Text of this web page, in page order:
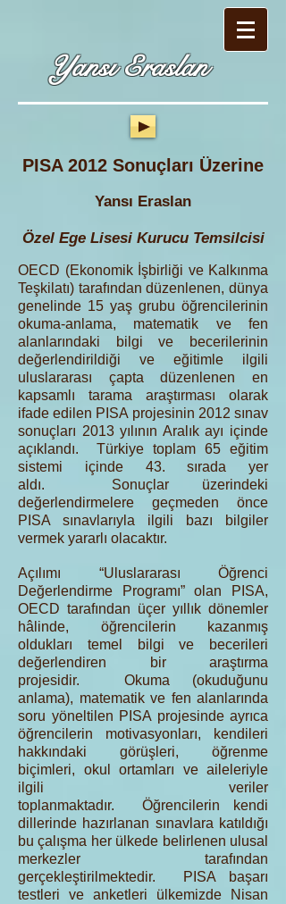
Yansı Eraslan
PISA 2012 Sonuçları Üzerine
Yansı Eraslan
Özel Ege Lisesi Kurucu Temsilcisi
OECD (Ekonomik İşbirliği ve Kalkınma
Teşkilatı) tarafından düzenlenen, dünya
genelinde 15 yaş grubu öğrencilerinin
okuma-anlama, matematik ve fen
alanlarındaki bilgi ve becerilerinin
değerlendirildiği ve eğitimle ilgili
uluslararası çapta düzenlenen en
kapsamlı tarama araştırması olarak
ifade edilen PISA projesinin 2012 sınav
sonuçları 2013 yılının Aralık ayı içinde
açıklandı. Türkiye toplam 65 eğitim
sistemi içinde 43. sırada yer
aldı. Sonuçlar üzerindeki
değerlendirmelere geçmeden önce
PISA sınavlarıyla ilgili bazı bilgiler
vermek yararlı olacaktır.
Açılımı “Uluslararası Öğrenci
Değerlendirme Programı” olan PISA,
OECD tarafından üçer yıllık dönemler
hâlinde, öğrencilerin kazanmış
oldukları temel bilgi ve becerileri
değerlendiren bir araştırma
projesidir. Okuma (okuduğunu
anlama), matematik ve fen alanlarında
soru yöneltilen PISA projesinde ayrıca
öğrencilerin motivasyonları, kendileri
hakkındaki görüşleri, öğrenme
biçimleri, okul ortamları ve aileleriyle
ilgili veriler
toplanmaktadır. Öğrencilerin kendi
dillerinde hazırlanan sınavlara katıldığı
bu çalışma her ülkede belirlenen ulusal
merkezler tarafından
gerçekleştirilmektedir. PISA başarı
testleri ve anketleri ülkemizde Nisan